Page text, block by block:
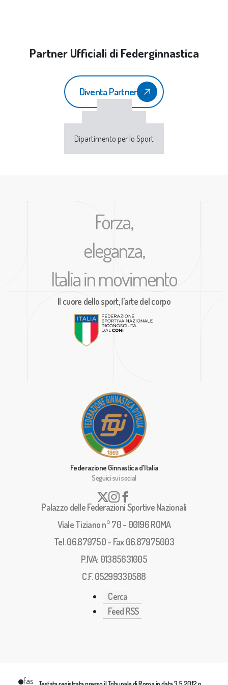
Partner Ufficiali di Federginnastica
Diventa Partner
Sport e Salute
Dipartimento per lo Sport
Forza,
eleganza,
Italia in movimento
Il cuore dello sport, l’arte del corpo
Federazione Ginnastica d'Italia
Seguici sui social
Palazzo delle Federazioni Sportive Nazionali
Viale Tiziano n° 70 - 00196 ROMA
Tel. 06.879750 - Fax 06.87975003
P.IVA: 01385631005
C.F. 05299330588
Cerca
Feed RSS
fas